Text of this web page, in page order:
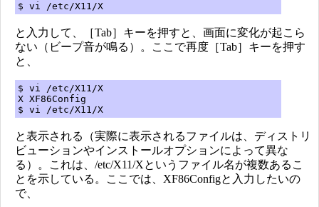
$ vi /etc/X11/X
と入力して、［Tab］キーを押すと、画面に変化が起こら
ない（ビープ音が鳴る）。ここで再度［Tab］キーを押す
と、
$ vi /etc/X11/X
X XF86Config
$ vi /etc/X11/X
と表示される（実際に表示されるファイルは、ディストリ
ビューションやインストールオプションによって異な
る）。これは、/etc/X11/Xというファイル名が複数あるこ
とを示している。ここでは、XF86Configと入力したいの
で、